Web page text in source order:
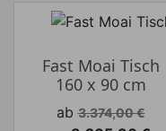
Fast Moai Tisch
160 x 90 cm
Verkaufspreis
ab 3.374,00 €